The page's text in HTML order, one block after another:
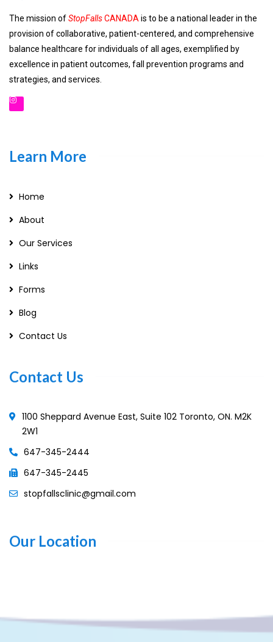
The mission ofStopFallsCANADA is to be a national leader in the
provision of collaborative, patient-centered, and comprehensive
balance healthcare for individuals of all ages, exemplified by
excellence in patient outcomes, fall prevention programs and
strategies, and services.
Learn More
Home
About
Our Services
Links
Forms
Blog
Contact Us
Contact Us
1100 Sheppard Avenue East, Suite 102 Toronto, ON. M2K
2W1
647-345-2444
647-345-2445
stopfallsclinic@gmail.com
Our Location